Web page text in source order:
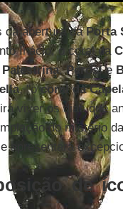
da abertura daPorta
Inácio, o coral da
Palestrina,Perosie
, "ocoral da
viver os dias que
do mistério
apresentará
de